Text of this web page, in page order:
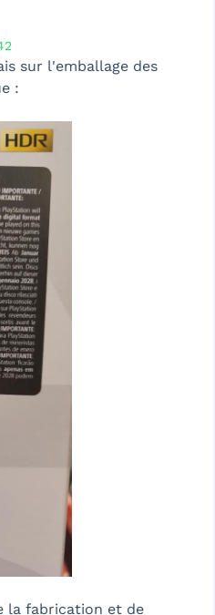
sur l'emballage des
:
la fabrication et de